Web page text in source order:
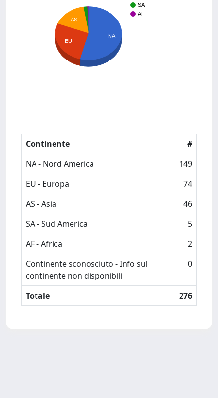
SA
AF
AS
EU
NA
Continente
#
NA - Nord America
149
EU - Europa
74
AS - Asia
46
SA - Sud America
5
AF - Africa
2
Continente sconosciuto - Info sul
continente non disponibili
0
Totale 276